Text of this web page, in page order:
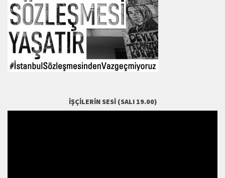
İŞÇILERIN SESI (SALI 19.00)